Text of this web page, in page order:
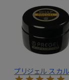
プリジェル スカ